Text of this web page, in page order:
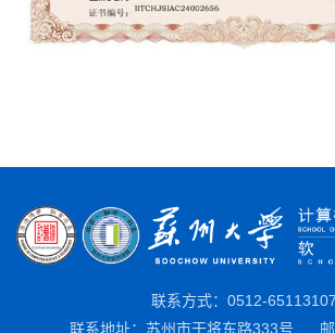
联系方式：0512-65113107
联系地址：苏州市干将东路333号